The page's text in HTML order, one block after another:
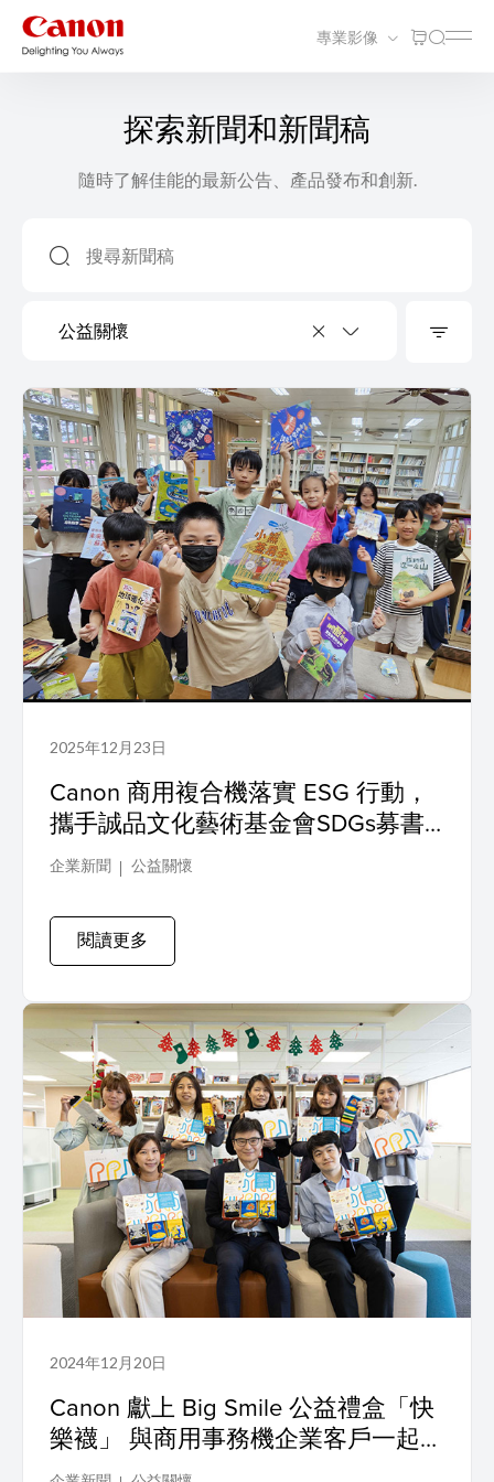
專業影像
探索新聞和新聞稿
隨時了解佳能的最新公告、產品發布和創新.
公益關懷
2025年12月23日
Canon 商用複合機落實 ESG 行動，
攜手誠品文化藝術基金會SDGs募書
計畫推動永續教育，打造偏鄉孩子與
世界的連結
企業新聞 公益關懷
閱讀更多
2024年12月20日
Canon 獻上 Big Smile 公益禮盒「快
樂襪」 與商用事務機企業客戶一起暖
冬編織笑容